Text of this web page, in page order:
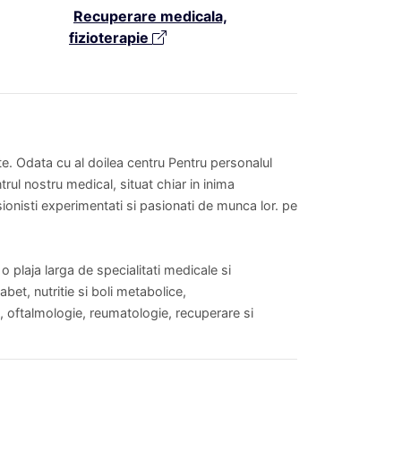
Recuperare medicala,
fizioterapie
Odata cu al doilea centru Pentru personalul
nostru medical, situat chiar in inima
experimentati si pasionati de munca lor. pe
plaja larga de specialitati medicale si
nutritie si boli metabolice,
oftalmologie, reumatologie, recuperare si